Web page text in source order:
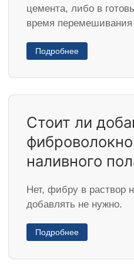
цемента, либо в
время перемешивания
Подробнее
Стоит ли
наливного
Нет, фибру в раствор
добавлять не нужно.
Подробнее